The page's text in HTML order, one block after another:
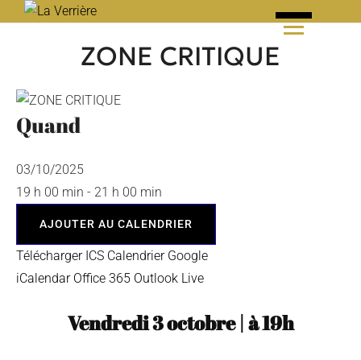
ZONE CRITIQUE
Quand
03/10/2025
19 h 00 min - 21 h 00 min
AJOUTER AU CALENDRIER
Télécharger ICS Calendrier Google
iCalendar Office 365 Outlook Live
Vendredi 3 octobre|à19h